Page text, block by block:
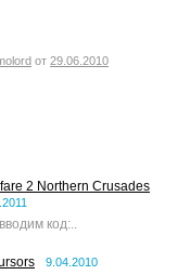
от 29.06.2010
2 Northern Crusades
код:..
9.04.2010